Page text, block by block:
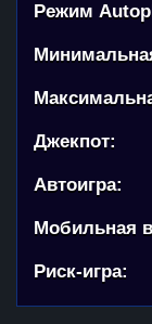
Режим
Джекпот:
Автоигра:
Мобильная
Риск-игра: